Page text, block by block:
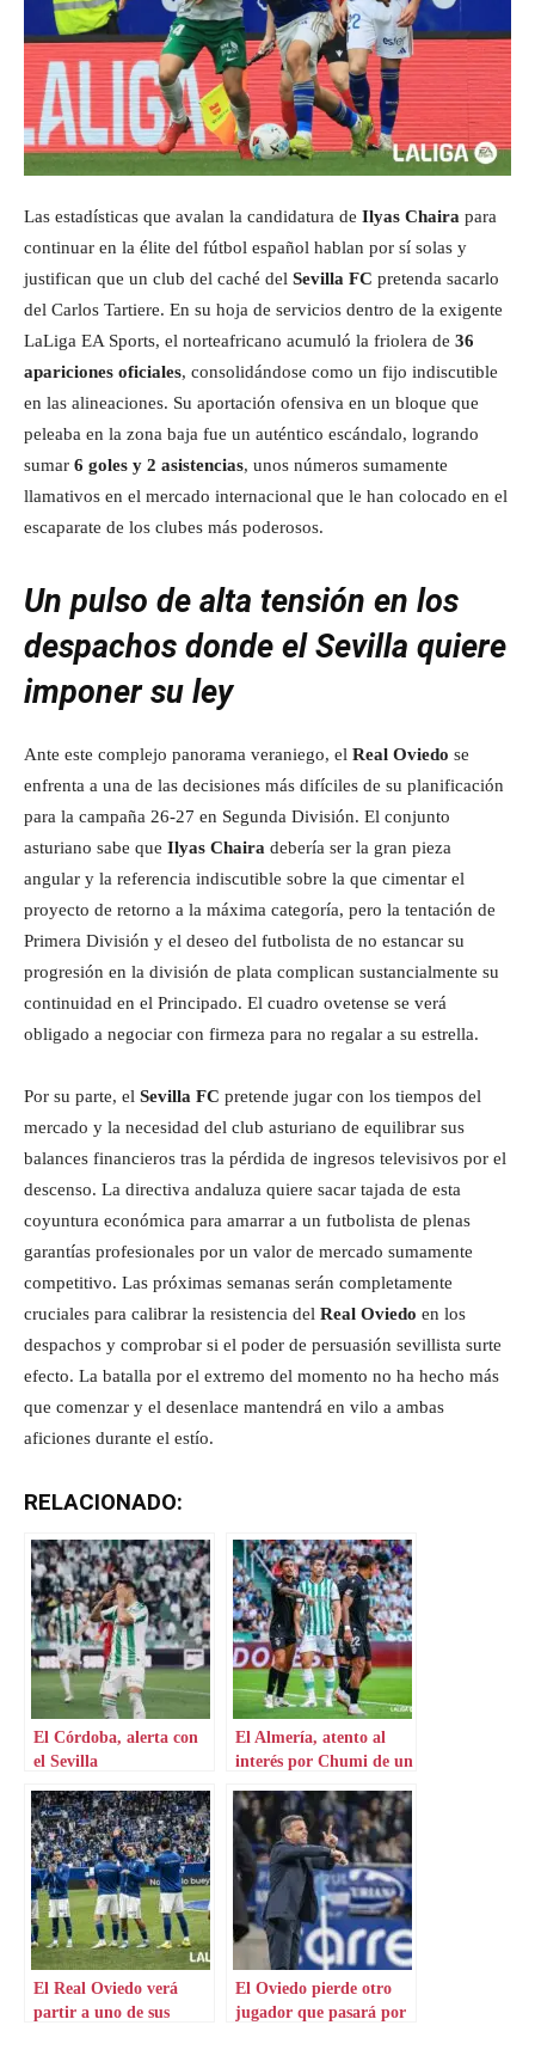
Las estadísticas que avalan la candidatura de Ilyas Chaira para
continuar en la élite del fútbol español hablan por sí solas y
justifican que un club del caché del Sevilla FC pretenda sacarlo
del Carlos Tartiere. En su hoja de servicios dentro de la exigente
LaLiga EA Sports, el norteafricano acumuló la friolera de 36
apariciones oficiales, consolidándose como un fijo indiscutible
en las alineaciones. Su aportación ofensiva en un bloque que
peleaba en la zona baja fue un auténtico escándalo, logrando
sumar 6 goles y 2 asistencias, unos números sumamente
llamativos en el mercado internacional que le han colocado en el
escaparate de los clubes más poderosos.
Un pulso de alta tensión en los
despachos donde el Sevilla quiere
imponer su ley
Ante este complejo panorama veraniego, el Real Oviedo se
enfrenta a una de las decisiones más difíciles de su planificación
para la campaña 26-27 en Segunda División. El conjunto
asturiano sabe que Ilyas Chaira debería ser la gran pieza
angular y la referencia indiscutible sobre la que cimentar el
proyecto de retorno a la máxima categoría, pero la tentación de
Primera División y el deseo del futbolista de no estancar su
progresión en la división de plata complican sustancialmente su
continuidad en el Principado. El cuadro ovetense se verá
obligado a negociar con firmeza para no regalar a su estrella.
Por su parte, el Sevilla FC pretende jugar con los tiempos del
mercado y la necesidad del club asturiano de equilibrar sus
balances financieros tras la pérdida de ingresos televisivos por el
descenso. La directiva andaluza quiere sacar tajada de esta
coyuntura económica para amarrar a un futbolista de plenas
garantías profesionales por un valor de mercado sumamente
competitivo. Las próximas semanas serán completamente
cruciales para calibrar la resistencia del Real Oviedo en los
despachos y comprobar si el poder de persuasión sevillista surte
efecto. La batalla por el extremo del momento no ha hecho más
que comenzar y el desenlace mantendrá en vilo a ambas
aficiones durante el estío.
RELACIONADO:
El Córdoba, alerta con
el Sevilla
El Almería, atento al
interés por Chumi de un
El Real Oviedo verá
partir a uno de sus
El Oviedo pierde otro
jugador que pasará por